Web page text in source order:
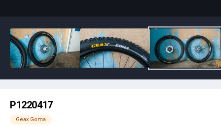
P1220417
Geax Goma